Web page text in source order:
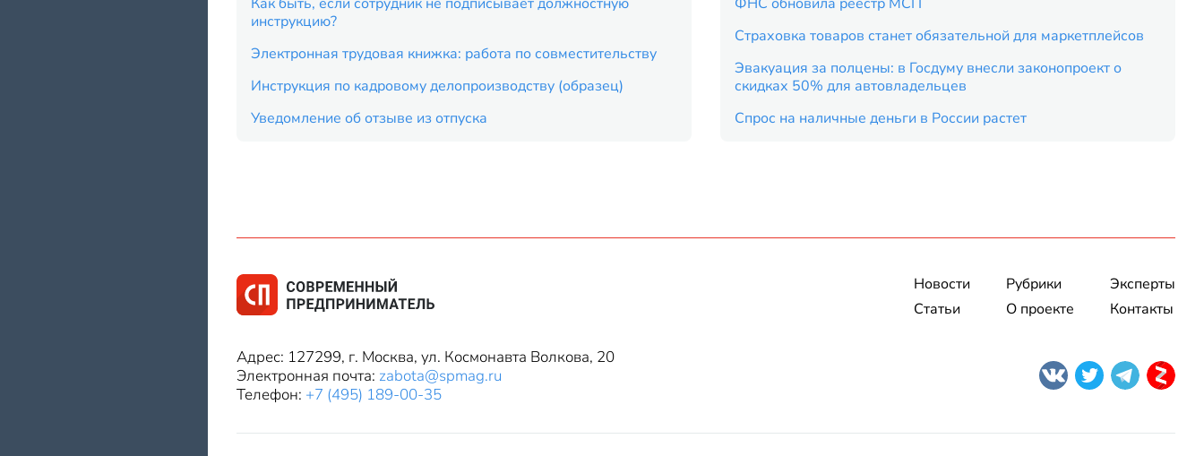
инструкцию?
Электронная трудовая книжка: работа по совместительству
Инструкция по кадровому делопроизводству (образец)
Уведомление об отзыве из отпуска
Страховка товаров станет обязательной для маркетплейсов
Эвакуация за полцены: в Госдуму внесли законопроект о
скидках 50% для автовладельцев
Спрос на наличные деньги в России растет
Новости
Статьи
Рубрики
О проекте
Эксперты
Контакты
Адрес: 127299, г. Москва, ул. Космонавта Волкова, 20
Электронная почта: zabota@spmag.ru
Телефон: +7 (495) 189-00-35